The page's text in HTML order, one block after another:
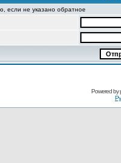
если не указано обратное
Powered by